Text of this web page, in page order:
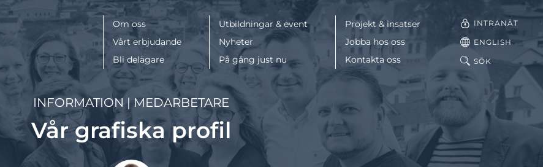
Meny
Om oss
Vårt erbjudande
Bli delägare
Utbildningar & event
Nyheter
På gång just nu
Projekt & insatser
Jobba hos oss
Kontakta oss
INTRANÄT
ENGLISH
SÖK
INFORMATION |MEDARBETARE
Vår grafiska profil
Facebook
LinkedIn